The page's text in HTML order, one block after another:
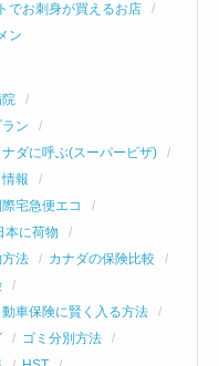
でお刺身が買えるお店
ン
院
ン
ダに呼ぶ(スーパービザ)
報
宅急便エコ
本に荷物
法
カナダの保険比較
車保険に賢く入る方法
ゴミ分別方法